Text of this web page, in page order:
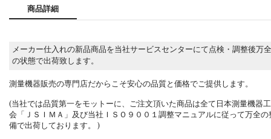
商品詳細
メーカー仕入れの新品商品を当社サービスセンターにて点検・調整後万全
の状態で出荷致します。
測量機器販売の専門店だからこそ安心の品質と価格でご提供します。
(当社では品質第一をモットーに、ご注文頂いた商品は全て日本測量機器
会「ＪＳＩＭＡ」及び当社ＩＳＯ９００１調整マニュアルに従って万全の
備で出荷しております。 )